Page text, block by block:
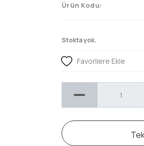
Ürün Kodu:
Stokta yok.
Favorilere Ekle